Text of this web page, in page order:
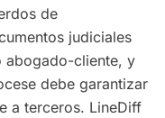
de
judiciales
abogado-cliente, y
debe garantizar
a terceros. LineDiff